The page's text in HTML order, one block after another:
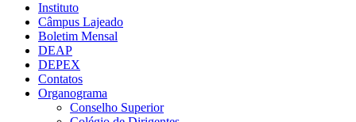
Instituto
Câmpus Lajeado
Boletim Mensal
DEAP
DEPEX
Contatos
Organograma
Conselho Superior